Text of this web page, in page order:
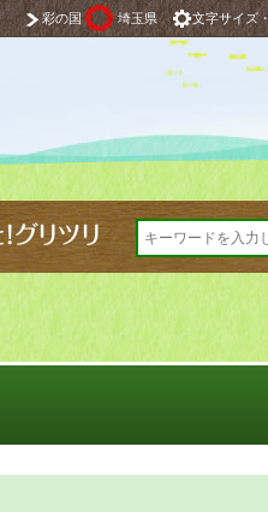
彩の国 埼玉県 文字サイズ